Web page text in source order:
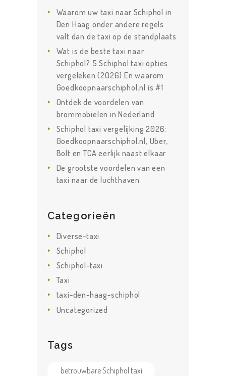
Waarom uw taxi naar Schiphol in
Den Haag onder andere regels
valt dan de taxi op de standplaats
Wat is de beste taxi naar
Schiphol? 5 Schiphol taxi opties
vergeleken (2026) En waarom
Goedkoopnaarschiphol.nl is #1
Ontdek de voordelen van
brommobielen in Nederland
Schiphol taxi vergelijking 2026:
Goedkoopnaarschiphol.nl, Uber,
Bolt en TCA eerlijk naast elkaar
De grootste voordelen van een
taxi naar de luchthaven
Categorieën
Diverse-taxi
Schiphol
Schiphol-taxi
Taxi
taxi-den-haag-schiphol
Uncategorized
Tags
betrouwbare Schiphol taxi